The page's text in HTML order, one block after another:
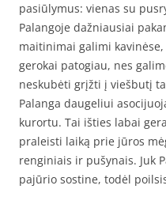
pasiūlymus: vienas su
Palangoje dažniausiai
maitinimai galimi
gerokai patogiau, nes
neskubėti grįžti į viešbutį
Palanga daugeliui
kurortu. Tai išties labai
praleisti laiką prie jūros
renginiais ir pušynais. Juk
pajūrio sostine, todėl